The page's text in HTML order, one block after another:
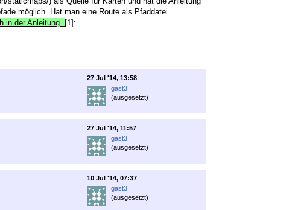
möglich. Hat man eine Route als Pfaddatei
in der Anleitung. [1]:
27 Jul '14, 13:58
gast3
(ausgesetzt)
27 Jul '14, 11:57
gast3
(ausgesetzt)
10 Jul '14, 07:37
gast3
(ausgesetzt)